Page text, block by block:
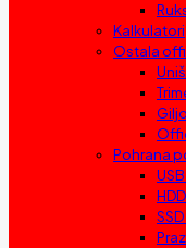
Kalkulatori
Ostala
Pohrana